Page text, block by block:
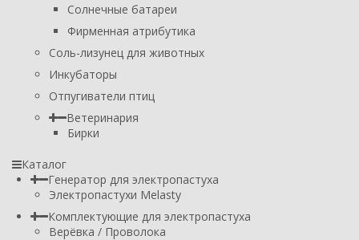
Солнечные батареи
Фирменная атрибутика
Соль-лизунец для животных
Инкубаторы
Отпугиватели птиц
Ветеринария
Бирки
Каталог
Генератор для электропастуха
Электропастухи Melasty
Комплектующие для электропастуха
Верёвка / Проволока